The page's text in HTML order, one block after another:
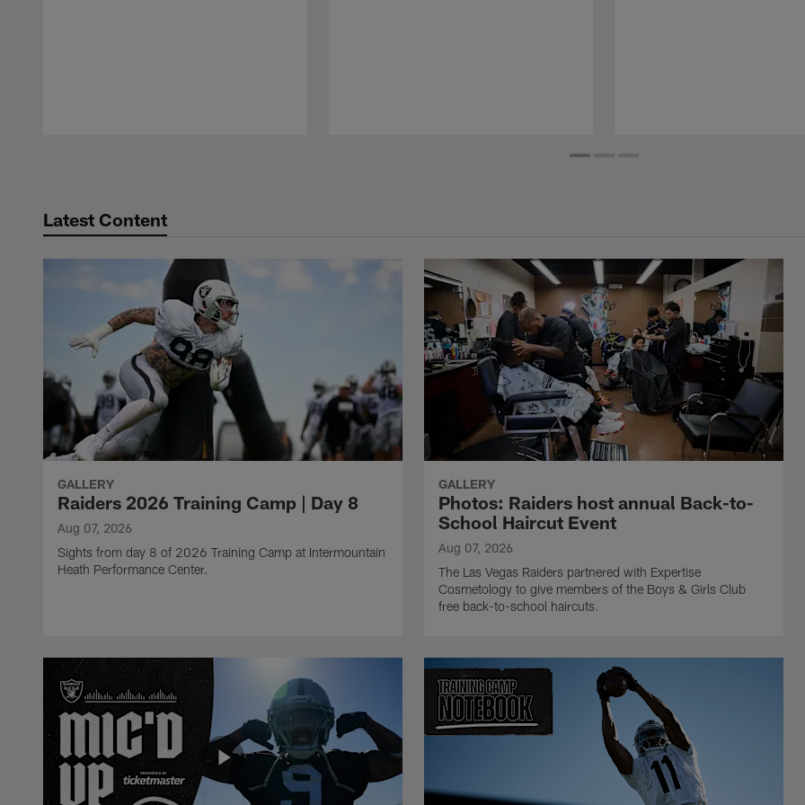
Latest Content
GALLERY
Raiders 2026 Training Camp | Day 8
Aug 07, 2026
Sights from day 8 of 2026 Training Camp at Intermountain
Heath Performance Center.
GALLERY
Photos: Raiders host annual Back-to-
School Haircut Event
Aug 07, 2026
The Las Vegas Raiders partnered with Expertise
Cosmetology to give members of the Boys & Girls Club
free back-to-school haircuts.